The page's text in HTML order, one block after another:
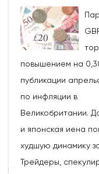
повышением на
публикации
по инфляции в
Великобритании.
и японская иена
худшую динамику
Трейдеры,